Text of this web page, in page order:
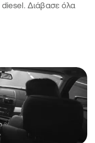
diesel. Διάβασε όλα